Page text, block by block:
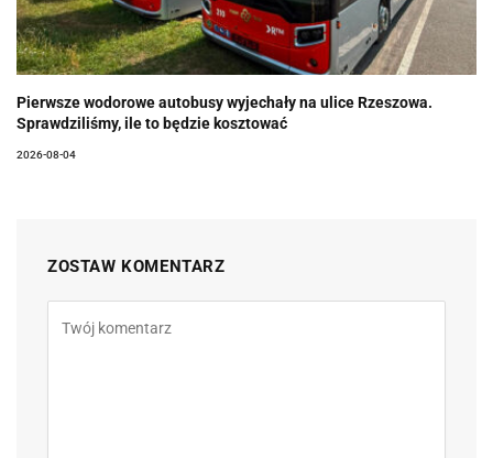
Pierwsze wodorowe autobusy wyjechały na ulice Rzeszowa.
Sprawdziliśmy, ile to będzie kosztować
2026-08-04
ZOSTAW KOMENTARZ